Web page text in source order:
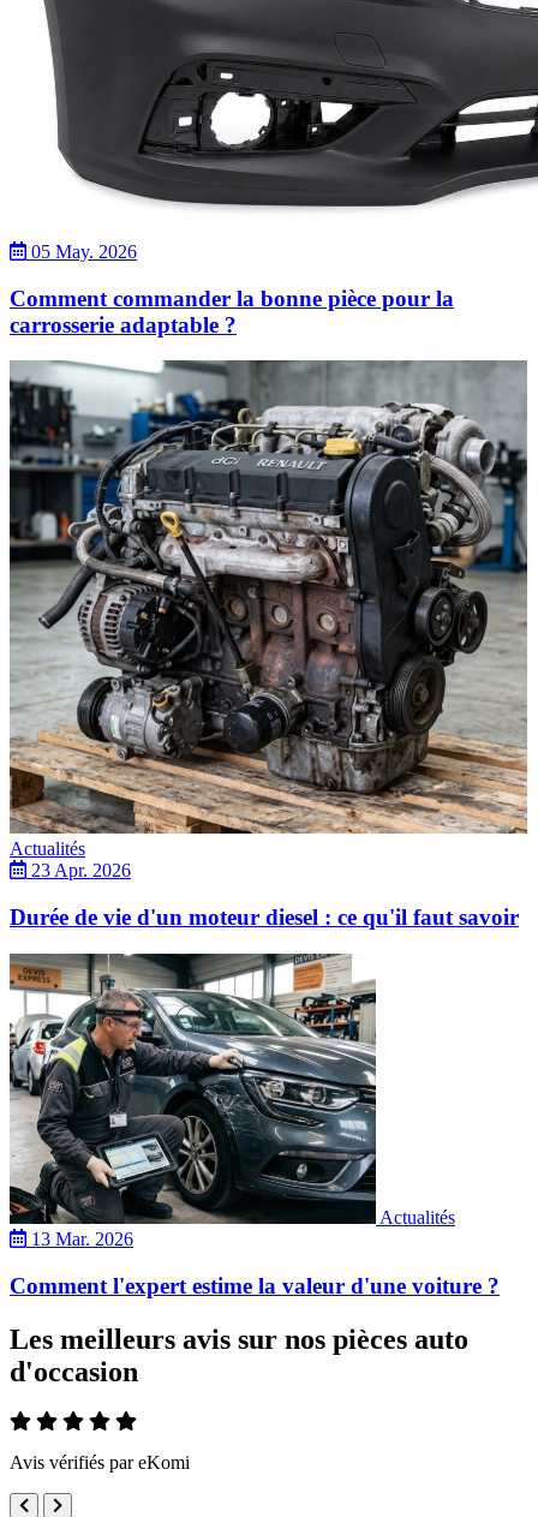
05 May. 2026
Comment commander la bonne pièce pour la
carrosserie adaptable ?
Actualités
23 Apr. 2026
Durée de vie d'un moteur diesel : ce qu'il faut savoir
Actualités
13 Mar. 2026
Comment l'expert estime la valeur d'une voiture ?
Les meilleurs avis sur nos pièces auto
d'occasion
Avis vérifiés par eKomi